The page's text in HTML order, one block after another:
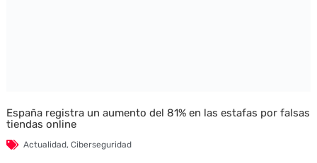
España registra un aumento del 81% en las estafas por falsas
tiendas online
Actualidad, Ciberseguridad